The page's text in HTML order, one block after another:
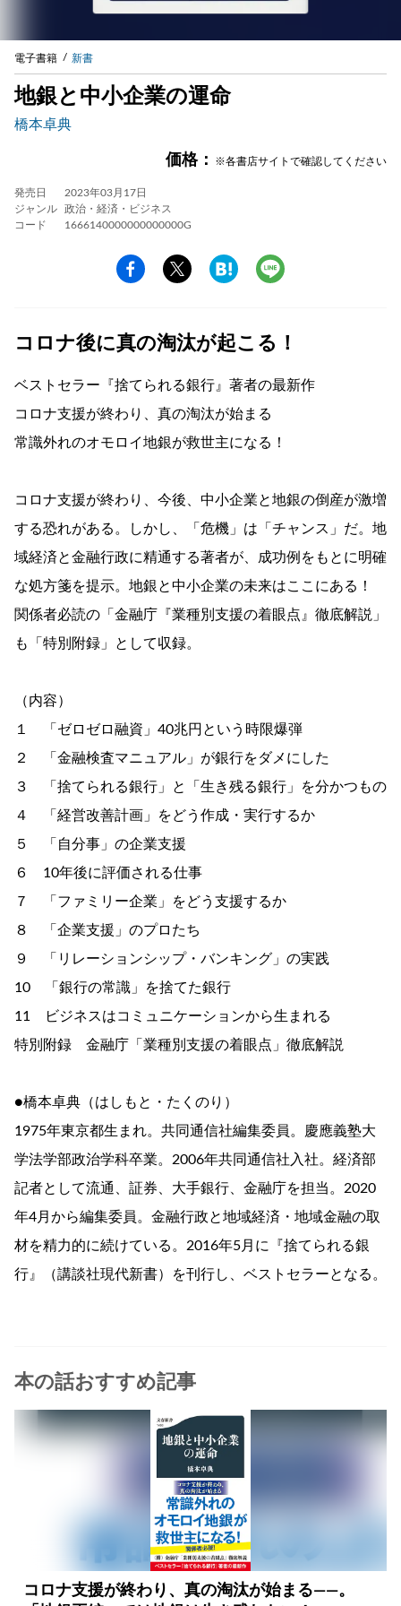
電子書籍 新書
地銀と中小企業の運命
橋本卓典
価格： ※各書店サイトで確認してください
発売日
2023年03月17日
ジャンル
政治・経済・ビジネス
コード
1666140000000000000G
コロナ後に真の淘汰が起こる！
ベストセラー『捨てられる銀行』著者の最新作
コロナ支援が終わり、真の淘汰が始まる
常識外れのオモロイ地銀が救世主になる！
コロナ支援が終わり、今後、中小企業と地銀の倒産が激増
する恐れがある。しかし、「危機」は「チャンス」だ。地
域経済と金融行政に精通する著者が、成功例をもとに明確
な処方箋を提示。地銀と中小企業の未来はここにある！
関係者必読の「金融庁『業種別支援の着眼点』徹底解説」
も「特別附録」として収録。
（内容）
１ 「ゼロゼロ融資」40兆円という時限爆弾
２ 「金融検査マニュアル」が銀行をダメにした
３ 「捨てられる銀行」と「生き残る銀行」を分かつもの
４ 「経営改善計画」をどう作成・実行するか
５ 「自分事」の企業支援
６ 10年後に評価される仕事
７ 「ファミリー企業」をどう支援するか
８ 「企業支援」のプロたち
９ 「リレーションシップ・バンキング」の実践
10 「銀行の常識」を捨てた銀行
11 ビジネスはコミュニケーションから生まれる
特別附録 金融庁「業種別支援の着眼点」徹底解説
●橋本卓典（はしもと・たくのり）
1975年東京都生まれ。共同通信社編集委員。慶應義塾大
学法学部政治学科卒業。2006年共同通信社入社。経済部
記者として流通、証券、大手銀行、金融庁を担当。2020
年4月から編集委員。金融行政と地域経済・地域金融の取
材を精力的に続けている。2016年5月に『捨てられる銀
行』（講談社現代新書）を刊行し、ベストセラーとなる。
本の話おすすめ記事
コロナ支援が終わり、真の淘汰が始まる――。